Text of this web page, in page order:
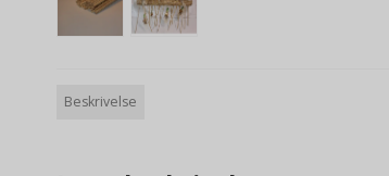
Beskrivelse